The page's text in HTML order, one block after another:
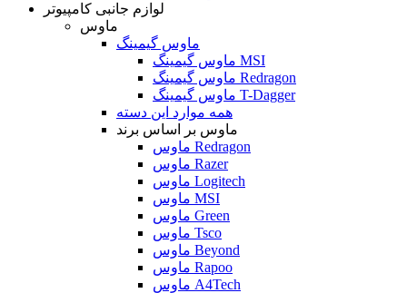
لوازم جانبی کامپیوتر
ماوس
ماوس گیمینگ
ماوس گیمینگ MSI
ماوس گیمینگ Redragon
ماوس گیمینگ T-Dagger
همه موارد این دسته
ماوس بر اساس برند
ماوس Redragon
ماوس Razer
ماوس Logitech
ماوس MSI
ماوس Green
ماوس Tsco
ماوس Beyond
ماوس Rapoo
ماوس A4Tech